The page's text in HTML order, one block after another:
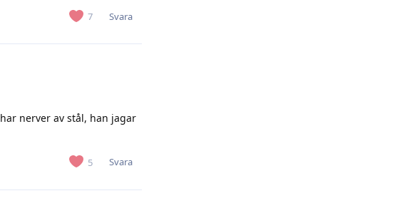
7 Svara
nerver av stål, han jagar
5 Svara